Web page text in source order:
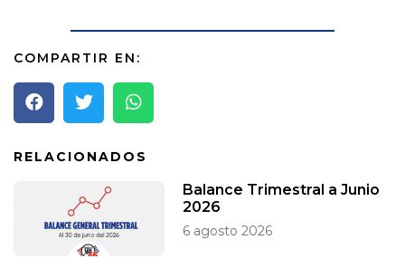
COMPARTIR EN:
RELACIONADOS
Balance Trimestral a Junio
2026
6 agosto 2026